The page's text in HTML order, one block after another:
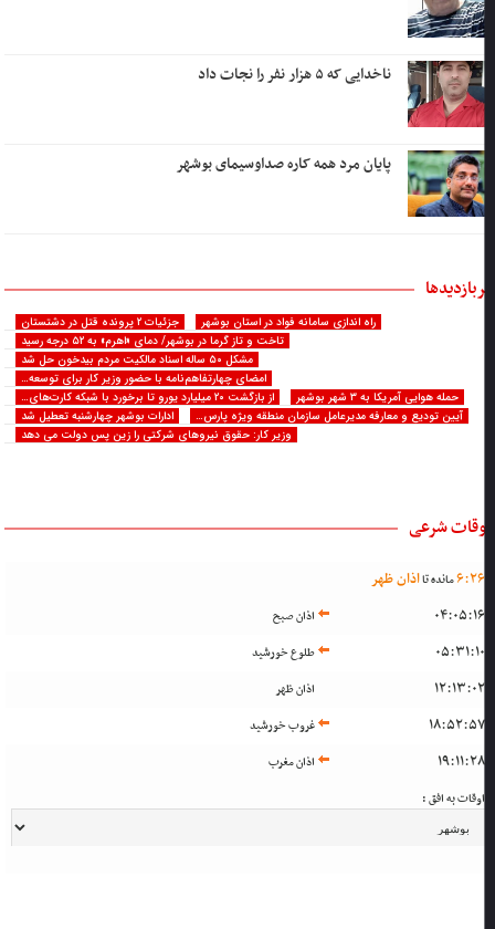
ناخدایی که ۵ هزار نفر را نجات داد
پایان مرد همه کاره صداوسیمای بوشهر
جزئیات ۲ پرونده قتل در دشتستان
راه اندازی سامانه فواد در استان بوشهر
تاخت و تاز گرما در بوشهر/ دمای «اهرم» به ۵۲ درجه رسید
مشکل ۵۰ ساله اسناد مالکیت مردم بیدخون حل شد
امضای چهارتفاهم‌نامه با حضور وزیر کار برای توسعه…
از بازگشت ۲۰ میلیارد یورو تا برخورد با شبکه کارت‌های…
حمله هوایی آمریکا به ۳ شهر بوشهر
ادارات بوشهر چهارشنبه تعطیل شد
آیین تودیع و معارفه مدیرعامل سازمان منطقه ویژه پارس…
وزیر کار: حقوق نیروهای شرکتی را زین پس دولت می دهد
شرعی
6:26 مانده تااذان ظهر
04:05:16
اذان صبح
05:31:10 طلوع خورشید
12:13:02 اذان ظهر
18:52:57 غروب خورشید
19:11:28
اذان مغرب
اوقات به افق :